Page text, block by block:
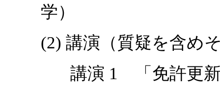
学）
(2) 講演（質疑を含め
講演 1 「免許更